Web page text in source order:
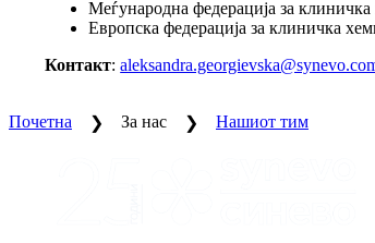
Меѓународна федерација за
Европска федерација за клиничка
Контакт:
Почетна За нас Нашиот тим